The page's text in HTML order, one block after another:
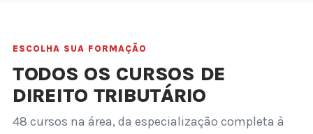
ESCOLHA SUA FORMAÇÃO
TODOS OS CURSOS DE
DIREITO TRIBUTÁRIO
48 cursos na área, da especialização completa à